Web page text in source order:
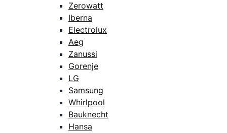
Zerowatt
Iberna
Electrolux
Aeg
Zanussi
Gorenje
LG
Samsung
Whirlpool
Bauknecht
Hansa